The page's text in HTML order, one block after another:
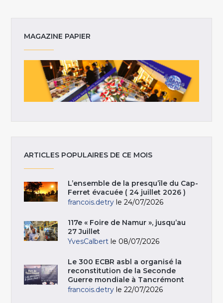
MAGAZINE PAPIER
ARTICLES POPULAIRES DE CE MOIS
L’ensemble de la presqu’île du Cap-
Ferret évacuée ( 24 juillet 2026 )
francois.detry le 24/07/2026
117e « Foire de Namur », jusqu’au
27 Juillet
YvesCalbert le 08/07/2026
Le 300 ECBR asbl a organisé la
reconstitution de la Seconde
Guerre mondiale à Tancrémont
francois.detry le 22/07/2026